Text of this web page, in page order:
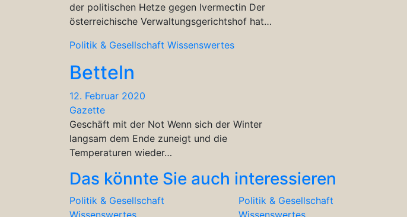
der politischen Hetze gegen Ivermectin Der
österreichische Verwaltungsgerichtshof hat…
Politik & Gesellschaft Wissenswertes
Betteln
12. Februar 2020
Gazette
Geschäft mit der Not Wenn sich der Winter
langsam dem Ende zuneigt und die
Temperaturen wieder…
Das könnte Sie auch interessieren
Politik & Gesellschaft
Wissenswertes
Politik & Gesellschaft
Wissenswertes